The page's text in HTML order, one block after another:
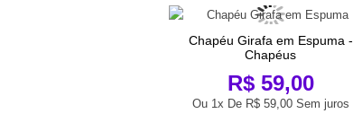
Chapéu Girafa em Espuma -
Chapéus
R$ 59,00
Ou 1x De R$ 59,00Sem juros